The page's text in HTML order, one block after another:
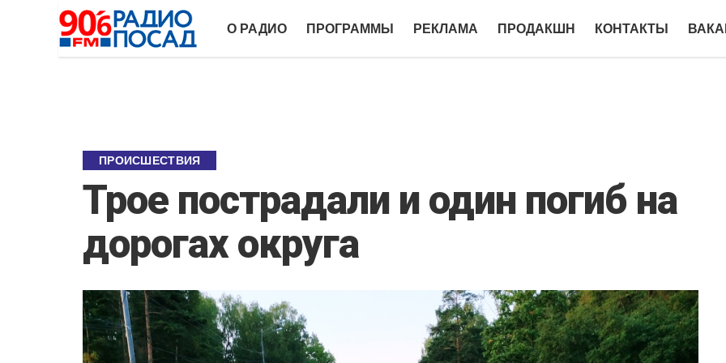
О РАДИО ПРОГРАММЫ РЕКЛАМА ПРОДАКШН КОНТАКТЫ
ПРОИСШЕСТВИЯ
Трое пострадали и один погиб на
дорогах округа